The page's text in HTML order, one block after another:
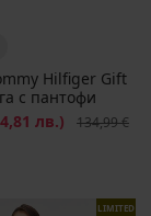
Hilfiger Gift
с пантофи
лв.)
134,99 €
LIMITED